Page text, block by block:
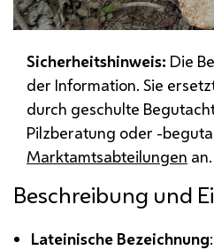
Sicherheitshinweis: Die
der Information. Sie
durch geschulte
Pilzberatung oder -
Marktamtsabteilungen an.
Beschreibung und
Lateinische Bezeichnung